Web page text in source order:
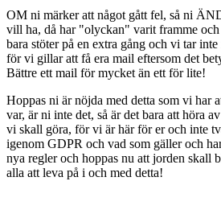
OM ni märker att något gått fel, så ni
vill ha, då har "olyckan" varit framme
bara stöter på en extra gång och vi tar
för vi gillar att få era mail eftersom det
Bättre ett mail för mycket än ett för lite!
Hoppas ni är nöjda med detta som vi har
var, är ni inte det, så är det bara att höra
vi skall göra, för vi är här för er och inte
igenom GDPR och vad som gäller och har
nya regler och hoppas nu att jorden skall
alla att leva på i och med detta!